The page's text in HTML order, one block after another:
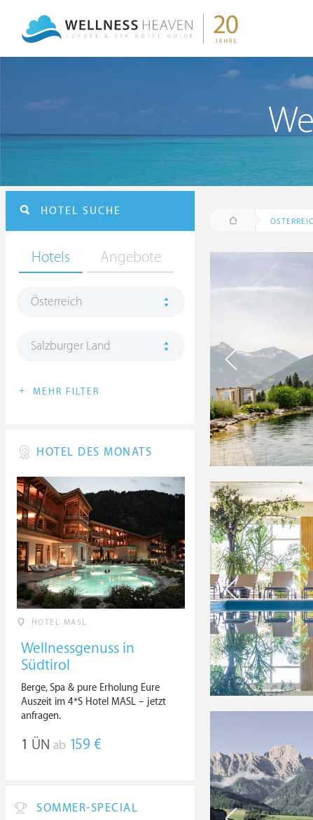
HOTEL SUCHE
Hotels Angebote
Österreich
Salzburger Land
+ MEHR FILTER
HOTEL DES MONATS
HOTEL MASL
Wellnessgenuss in
Südtirol
Berge, Spa & pure Erholung Eure
Auszeit im 4*S Hotel MASL – jetzt
anfragen.
1 ÜN ab 159 €
SOMMER-SPECIAL